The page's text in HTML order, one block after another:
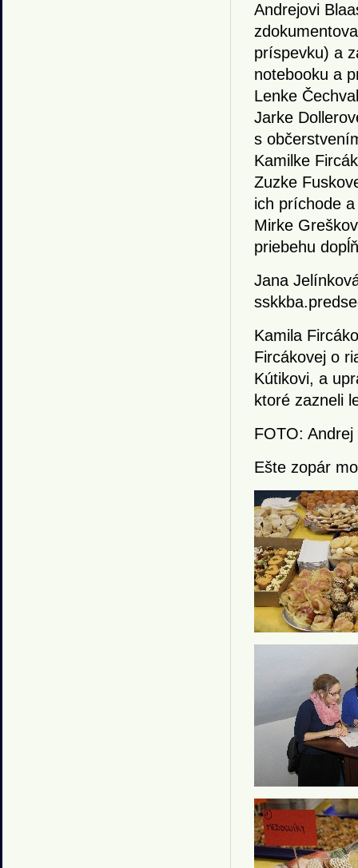
Andrejovi
príspevku) a
notebooku a
Lenke
Jarke
s
Kamilke
Zuzke
ich príchode
Mirke
priebehu
Jana
Kamila
Fircákovej o
Kútikovi, a
ktoré zazneli
FOTO: Andrej
Ešte zopár